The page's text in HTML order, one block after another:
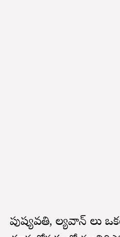
పుష్యవతి, మాల్యవాన్ లు